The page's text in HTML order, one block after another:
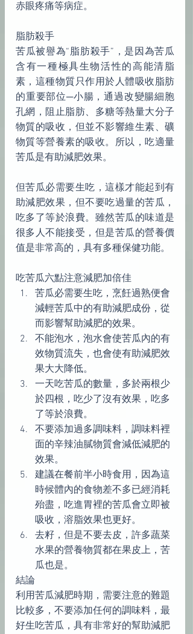
赤眼疼痛等病症。
脂肪殺手
苦瓜被譽為“脂肪殺手”，是因為苦瓜
含有一種極具生物活性的高能清脂
素，這種物質只作用於人體吸收脂肪
的重要部位─小腸，通過改變腸細胞
孔網，阻止脂肪、多糖等熱量大分子
物質的吸收，但並不影響維生素、礦
物質等營養素的吸收。所以，吃適量
苦瓜是有助減肥效果。
但苦瓜必需要生吃，這樣才能起到有
助減肥效果，但不要吃過量的苦瓜，
吃多了等於浪費。雖然苦瓜的味道是
很多人不能接受，但是苦瓜的營養價
值是非常高的，具有多種保健功能。
吃苦瓜六點注意減肥加倍佳
苦瓜必需要生吃，烹飪過熟便會
減輕苦瓜中的有助減肥成份，從
而影響幫助減肥的效果。
不能泡水，泡水會使苦瓜內的有
效物質流失，也會使有助減肥效
果大大降低。
一天吃苦瓜的數量，多於兩根少
於四根，吃少了沒有效果，吃多
了等於浪費。
不要添加過多調味料，調味料裡
面的辛辣油膩物質會減低減肥的
效果。
建議在餐前半小時食用，因為這
時候體內的食物差不多已經消耗
殆盡，吃進胃裡的苦瓜會立即被
吸收，溶脂效果也更好。
去籽，但是不要去皮，許多蔬菜
水果的營養物質都在果皮上，苦
瓜也是。
結論
利用苦瓜減肥時期，需要注意的難題
比較多，不要添加任何的調味料，最
好生吃苦瓜，具有非常好的幫助減肥